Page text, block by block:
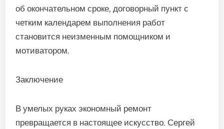
об окончательном сроке, договорный пункт с
четким календарем выполнения работ
становится неизменным помощником и
мотиватором.
Заключение
В умелых руках экономный ремонт
превращается в настоящее искусство. Сергей